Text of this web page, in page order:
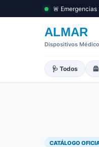
🚨
ALMAR
Dispositivos
🩺 Todos
CATÁLOGO